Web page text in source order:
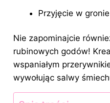
Przyjęcie w
Nie zapominajcie
rubinowych godów!
wspaniałym
wywołując salwy